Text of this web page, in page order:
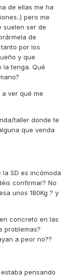
de ellas me ha
pero me
suelen ser de
de
por los
y que
la tenga. Qué
ver qué me
taller donde te
que venda
SD es incómoda
confirmar? No
unos 180Kg ? y
concreto en las
problemas?
a peor no??
pensando